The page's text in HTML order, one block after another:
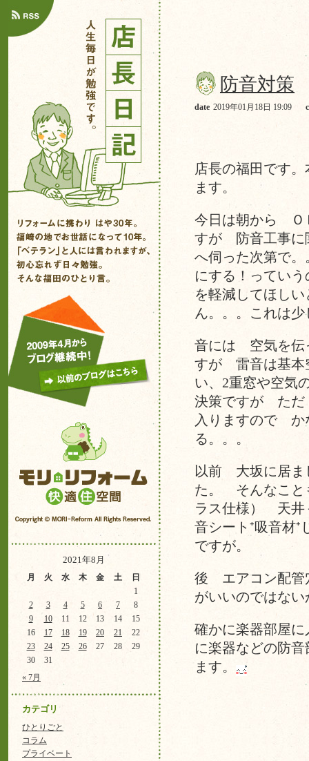
2021年8月
月 火 水 木 金 土 日
« 7月
1
2
3 4 5 6 7
8
9
10 11 12 13 14
15
16
17 18 19 20 21
22
23
24 25 26 27 28
29
30
31
カテゴリ
ひとりごと
コラム
プライベート
防音対策
date 2019年01月18日 19:09
店長の福田です
ます。
今日は朝から Ｏ
すが 防音工事に
へ伺った次第で
にする！ってい
を軽減してほし
ん。。。これは
音には 空気を伝
すが 雷音は基本
い、2重窓や空気
決策ですが ただ
入りますので か
る。。。
以前 大坂に居ま
た。 そんなこと
ラス仕様） 天井
音シート⁺吸音材
ですが。
後 エアコン配管
がいいのではない
確かに楽器部屋
に楽器などの防
ます。